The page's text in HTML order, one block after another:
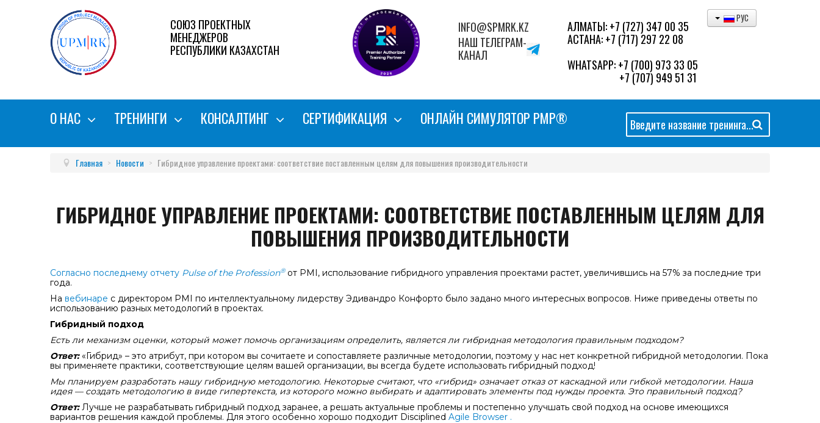
СОЮЗ ПРОЕКТНЫХ
МЕНЕДЖЕРОВ
РЕСПУБЛИКИ КАЗАХСТАН
INFO@SPMRK.KZ
НАШ ТЕЛЕГРАМ-
КАНАЛ
АЛМАТЫ:+7 (727) 347 00 35
АСТАНА:+7 (717) 297 22 08
WHATSAPP:+7 (700) 973 33 05
+7 (707) 949 51 31
РУС
О НАС ТРЕНИНГИ КОНСАЛТИНГ СЕРТИФИКАЦИЯ ОНЛАЙН СИМУЛЯТОР PMP® Искать...
Главная > Новости > Гибридное управление проектами: соответствие поставленным целям для повышения производительности
ГИБРИДНОЕ УПРАВЛЕНИЕ ПРОЕКТАМИ: СООТВЕТСТВИЕ ПОСТАВЛЕННЫМ ЦЕЛЯМ ДЛЯ
ПОВЫШЕНИЯ ПРОИЗВОДИТЕЛЬНОСТИ
Согласно последнему отчету Pulse of the Profession®от PMI, использование гибридного управления проектами растет, увеличившись на 57% за последние три
года.
На вебинаре с директором PMI по интеллектуальному лидерству Эдивандро Конфорто было задано много интересных вопросов. Ниже приведены ответы по
использованию разных методологий в проектах.
Гибридный подход
Есть ли механизм оценки, который может помочь организациям определить, является ли гибридная методология правильным подходом?
Ответ:«Гибрид» – это атрибут, при котором вы сочитаете и сопоставляете различные методологии, поэтому у нас нет конкретной гибридной методологии. Пока
вы применяете практики, соответствующие целям вашей организации, вы всегда будете использовать гибридный подход!
Мы планируем разработать нашу гибридную методологию. Некоторые считают, что «гибрид» означает отказ от каскадной или гибкой методологии. Наша
идея — создать методологию в виде гипертекста, из которого можно выбирать и адаптировать элементы под нужды проекта. Это правильный подход?
Ответ:Лучше не разрабатывать гибридный подход заранее, а решать актуальные проблемы и постепенно улучшать свой подход на основе имеющихся
вариантов решения каждой проблемы. Для этого особенно хорошо подходит Disciplined Agile Browser .